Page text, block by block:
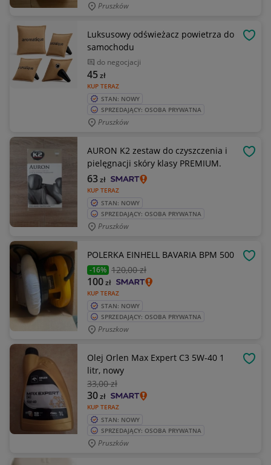
Pruszków
Luksusowy odświeżacz powietrza do
samochodu
do negocjacji
KUP TERAZ
45zł
STAN: NOWY
SPRZEDAJĄCY: OSOBA PRYWATNA
Pruszków
AURON K2 zestaw do czyszczenia i
pielęgnacji skóry klasy PREMIUM.
KUP TERAZ
63zł
STAN: NOWY
SPRZEDAJĄCY: OSOBA PRYWATNA
Pruszków
POLERKA EINHELL BAVARIA BPM 500
-16% 120,00 zł
KUP TERAZ
100zł
STAN: NOWY
SPRZEDAJĄCY: OSOBA PRYWATNA
Pruszkow
Olej Orlen Max Expert C3 5W-40 1
litr, nowy
33,00 zł
KUP TERAZ
30zł
STAN: NOWY
SPRZEDAJĄCY: OSOBA PRYWATNA
Pruszków